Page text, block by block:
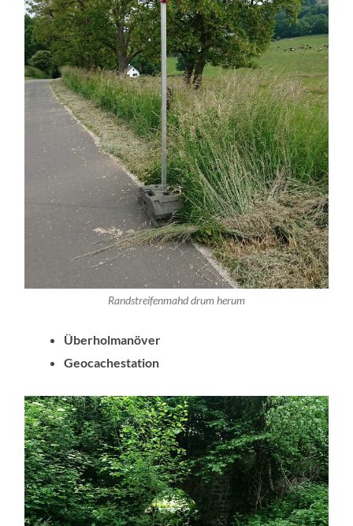
Randstreifenmahd drum herum
Überholmanöver
Geocachestation